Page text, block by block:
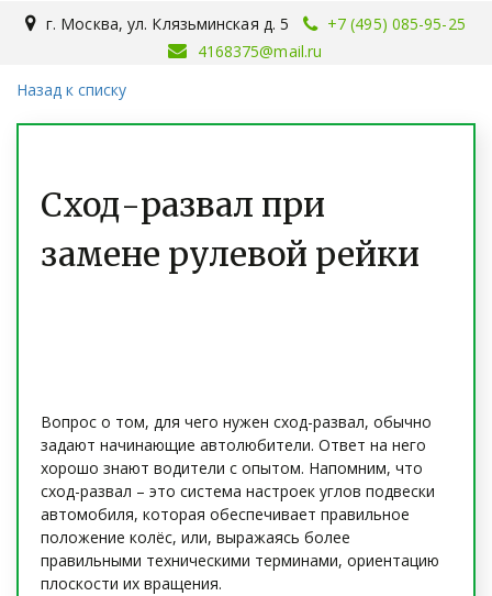
г. Москва,ул. Клязьминская д. 5
+7 (495) 085-95-25
4168375@mail.ru
Назад к списку
Сход-развал при
замене рулевой рейки
Вопрос о том, для чего нужен сход-развал, обычно
задают начинающие автолюбители. Ответ на него
хорошо знают водители с опытом. Напомним, что
сход-развал – это система настроек углов подвески
автомобиля, которая обеспечивает правильное
положение колёс, или, выражаясь более
правильными техническими терминами, ориентацию
плоскости их вращения.